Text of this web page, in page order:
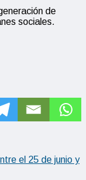
de
sociales.
el 25 de junio y